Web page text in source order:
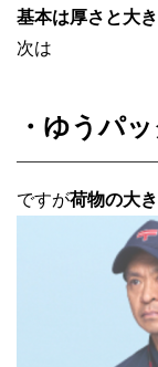
基本は厚さと大
次は
・ゆうパッ
ですが荷物の大